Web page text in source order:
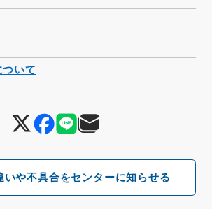
いや不具合をセンターに知らせる
いて